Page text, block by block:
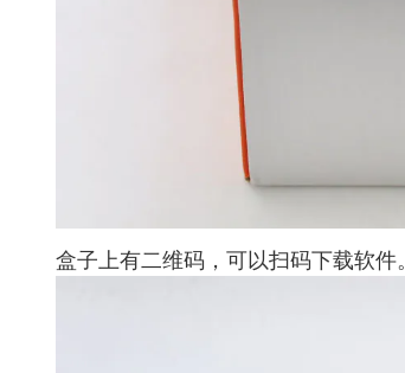
盒子上有二维码，可以扫码下载软件。